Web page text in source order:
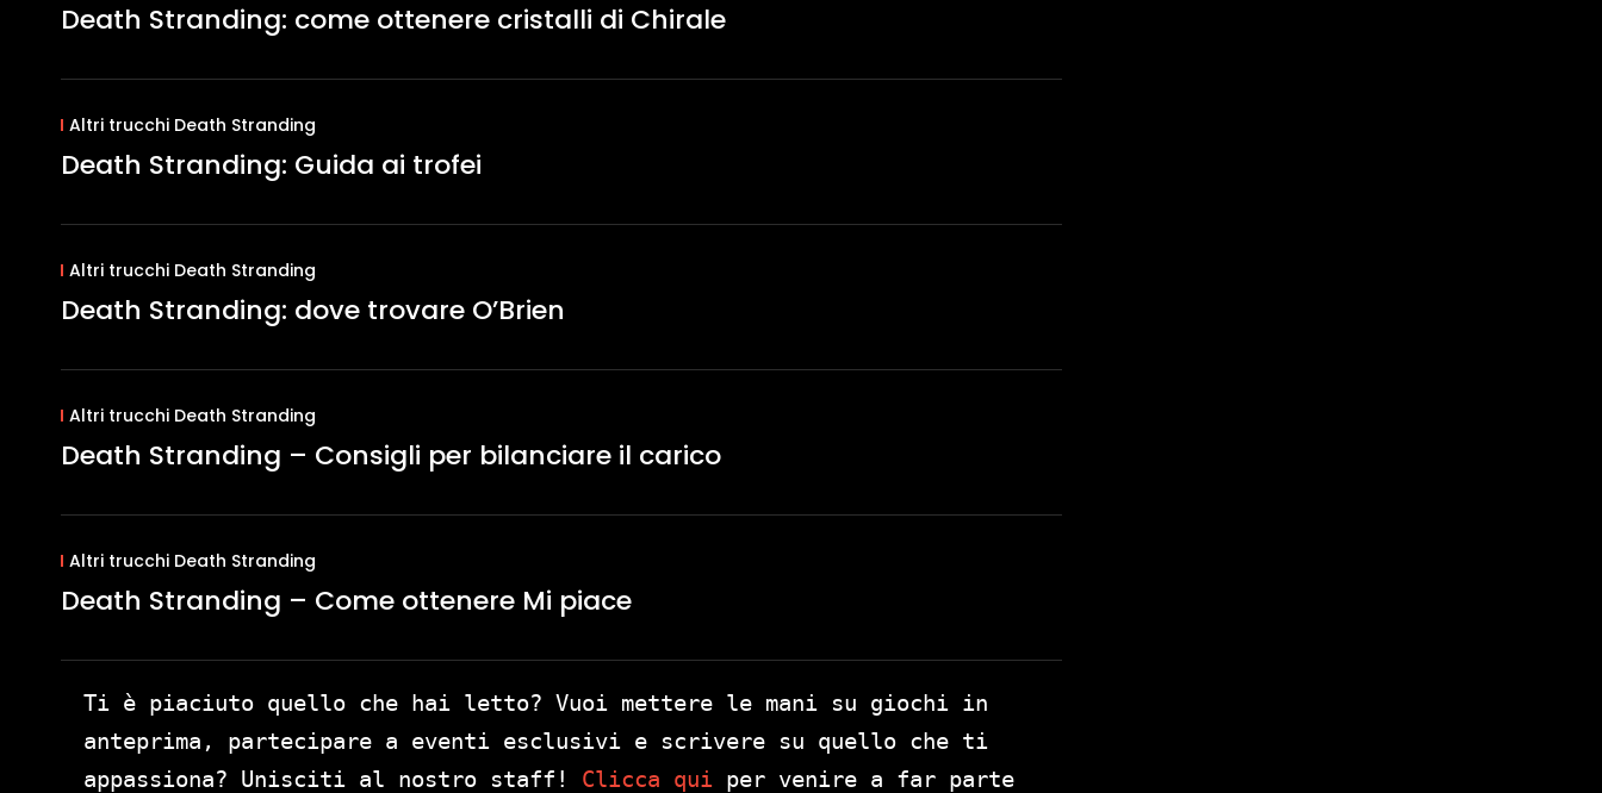
Death Stranding: come ottenere cristalli di Chirale
Altri trucchi Death Stranding
Death Stranding: Guida ai trofei
Altri trucchi Death Stranding
Death Stranding: dove trovare O’Brien
Altri trucchi Death Stranding
Death Stranding – Consigli per bilanciare il carico
Altri trucchi Death Stranding
Death Stranding – Come ottenere Mi piace
Ti è piaciuto quello che hai letto? Vuoi mettere le mani su giochi in
anteprima, partecipare a eventi esclusivi e scrivere su quello che ti
appassiona? Unisciti al nostro staff! Clicca qui per venire a far parte